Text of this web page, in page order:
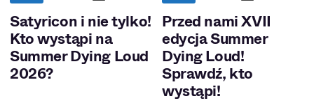
Satyricon i nie tylko!
Kto wystąpi na
Summer Dying Loud
2026?
Przed nami XVII
edycja Summer
Dying Loud!
Sprawdź, kto
wystąpi!